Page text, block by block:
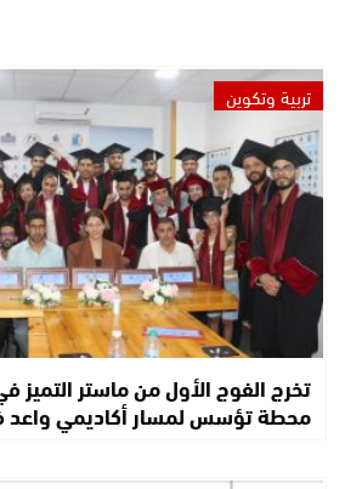
تربية وتكوين
تخرج الفوج الأول من ماستر التميز
محطة تؤسس لمسار أكاديمي